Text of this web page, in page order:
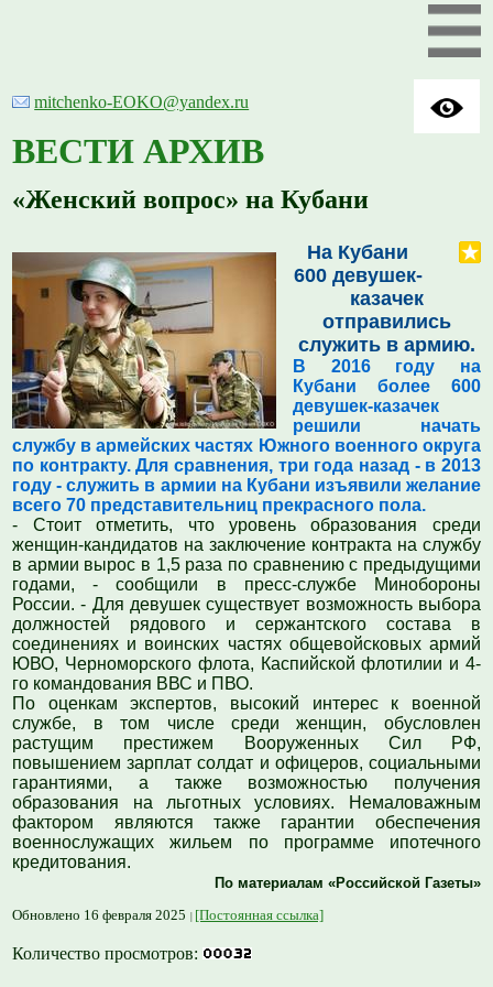
mitchenko-EOKO@yandex.ru
ВЕСТИ АРХИВ
«Женский вопрос» на Кубани
На Кубани
600 девушек-
казачек
отправились
служить в армию.
В 2016 году на
Кубани более 600
девушек-казачек
решили начать
службу в армейских частях Южного военного округа
по контракту. Для сравнения, три года назад - в 2013
году - служить в армии на Кубани изъявили желание
всего 70 представительниц прекрасного пола.
- Стоит отметить, что уровень образования среди
женщин-кандидатов на заключение контракта на службу
в армии вырос в 1,5 раза по сравнению с предыдущими
годами, - сообщили в пресс-службе Минобороны
России. - Для девушек существует возможность выбора
должностей рядового и сержантского состава в
соединениях и воинских частях общевойсковых армий
ЮВО, Черноморского флота, Каспийской флотилии и 4-
го командования ВВС и ПВО.
По оценкам экспертов, высокий интерес к военной
службе, в том числе среди женщин, обусловлен
растущим престижем Вооруженных Сил РФ,
повышением зарплат солдат и офицеров, социальными
гарантиями, а также возможностью получения
образования на льготных условиях. Немаловажным
фактором являются также гарантии обеспечения
военнослужащих жильем по программе ипотечного
кредитования.
По материалам «Российской Газеты»
Обновлено 16 февраля 2025
[Постоянная ссылка]
Количество просмотров: